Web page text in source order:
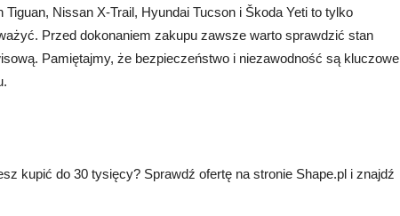
Nissan X-Trail, Hyundai Tucson i Škoda Yeti to tylko
Przed dokonaniem zakupu zawsze warto sprawdzić stan
Pamiętajmy, że bezpieczeństwo i niezawodność są kluczowe
kupić do 30 tysięcy? Sprawdź ofertę na stronie Shape.pl i znajdź